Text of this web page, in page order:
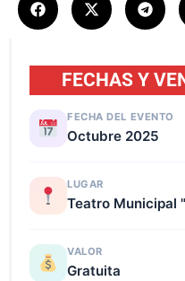
FECHAS Y
FECHA DEL EVENTO
Octubre 2025
LUGAR
Teatro Municipal
VALOR
Gratuita